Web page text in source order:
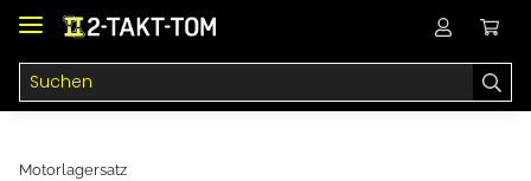
Motorlagersatz